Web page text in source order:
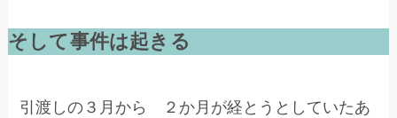
そして事件は起きる
引渡しの３月から ２か月が経とうとしていたあ